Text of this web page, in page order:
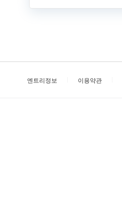
엔트리정보 이용약관